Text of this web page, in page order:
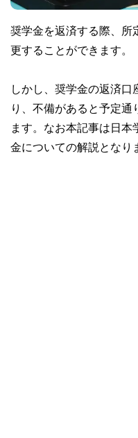
奨学金を返済する際、所
更することができます。
しかし、奨学金の返済口
り、不備があると予定通
ます。なお本記事は日
金についての解説となり